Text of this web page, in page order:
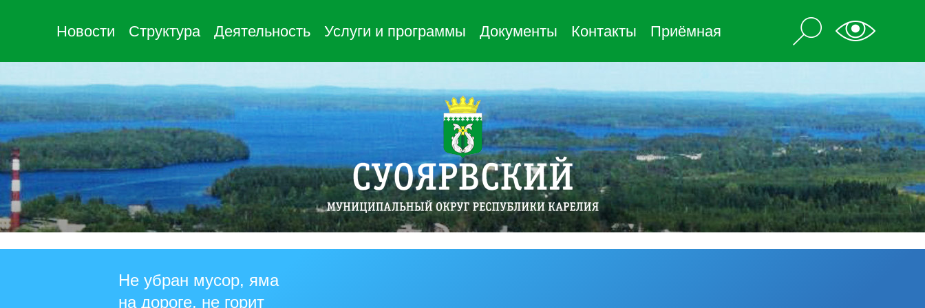
Новости Структура Деятельность Услуги и программы Документы Контакты Приёмная
Не убран мусор, яма
на дороге, не горит